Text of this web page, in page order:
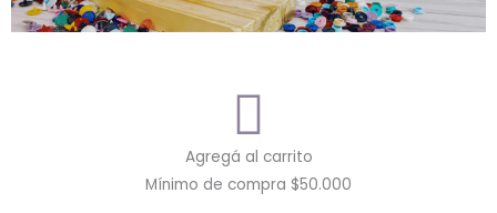
Agregá al carrito
Mínimo de compra $50.000